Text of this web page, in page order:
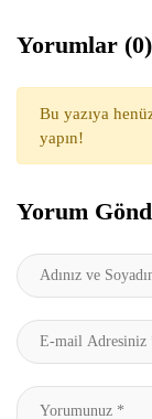
Yorumlar (0)
Bu yazıya
yapın!
Yorum